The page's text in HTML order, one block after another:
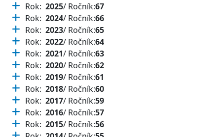
Rok: 2025/ Ročník:67
Rok: 2024/ Ročník:66
Rok: 2023/ Ročník:65
Rok: 2022/ Ročník:64
Rok: 2021/ Ročník:63
Rok: 2020/ Ročník:62
Rok: 2019/ Ročník:61
Rok: 2018/ Ročník:60
Rok: 2017/ Ročník:59
Rok: 2016/ Ročník:57
Rok: 2015/ Ročník:56